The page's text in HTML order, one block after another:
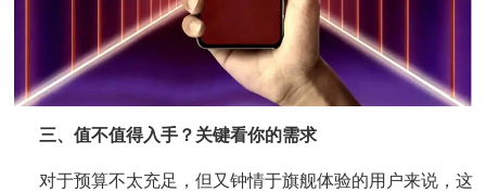
三、值不值得入手？关键看你的需求
对于预算不太充足，但又钟情于旗舰体验的用户来说，这